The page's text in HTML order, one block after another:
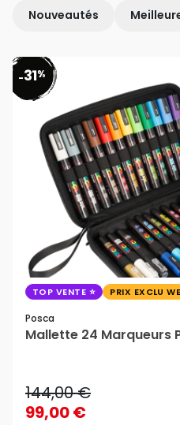
Nouveautés
-31%
TOP VENTE PRIX EXCLU
Posca
Mallette 24 Marqueurs
144,00 €
99,00 €